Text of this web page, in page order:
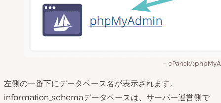
cPanelの
左側の一番下にデータベース名が表示されます。
information_schemaデータベースは、サーバー運営側で